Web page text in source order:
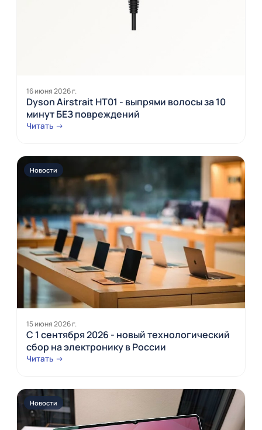
16 июня 2026 г.
Dyson Airstrait HT01 - выпрями волосы за 10
минут БЕЗ повреждений
Читать →
Новости
15 июня 2026 г.
С 1 сентября 2026 - новый технологический
сбор на электронику в России
Читать →
Новости